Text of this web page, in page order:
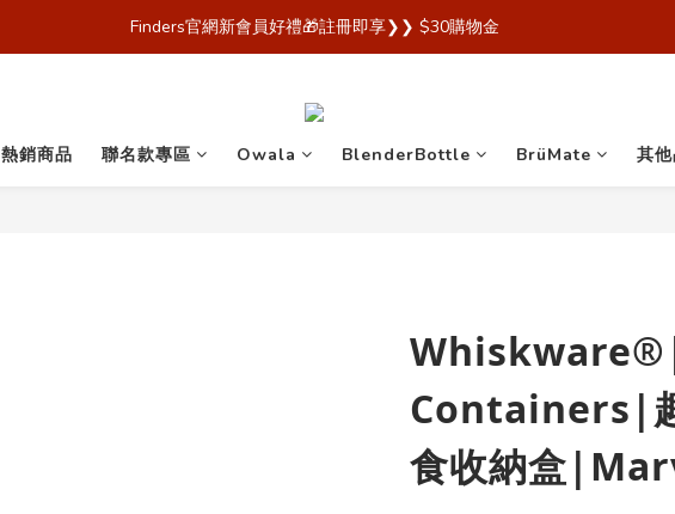
歡迎來到 Finders🎉【Blender Bottle x Owala 台灣官方代理直營商城，購買最安心！】
Finders官網新會員好禮🎁註冊即享❯❯ $30購物金
熱銷商品 聯名款專區 Owala BlenderBottle BrüMate 其
Containers|
食收納盒